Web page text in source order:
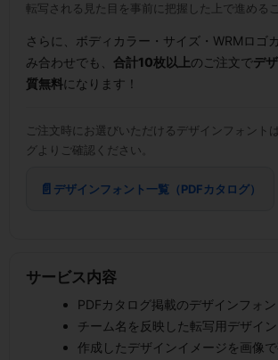
転写される見た目を事前に把握した上で進める
さらに、ボディカラー・サイズ・WRMロゴ
み合わせでも、 合計10枚以上のご注文でデ
質無料になります！
ご注文時にお選びいただけるデザインフォント
グよりご確認ください。
デザインフォント一覧（PDFカタログ）
サービス内容
PDFカタログ掲載のデザインフォ
チーム名を反映した転写用デザイ
作成したデザインイメージを画像